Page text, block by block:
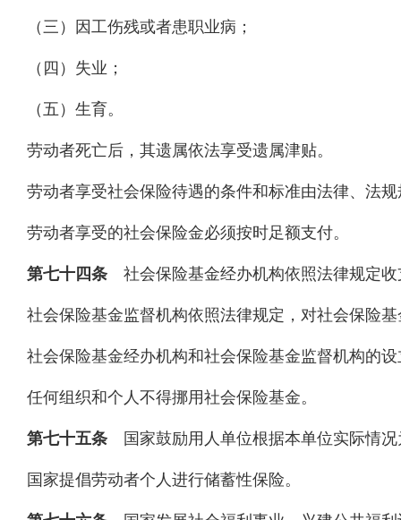
（三）因工伤残或者患职业病；
（四）失业；
（五）生育。
劳动者死亡后，其遗属依法享受遗属津贴。
劳动者享受社会保险待遇的条件和标准由法律、法
劳动者享受的社会保险金必须按时足额支付。
第七十四条 社会保险基金经办机构依照法律规定
社会保险基金监督机构依照法律规定，对社会保险
社会保险基金经办机构和社会保险基金监督机构的
任何组织和个人不得挪用社会保险基金。
第七十五条 国家鼓励用人单位根据本单位实际情
国家提倡劳动者个人进行储蓄性保险。